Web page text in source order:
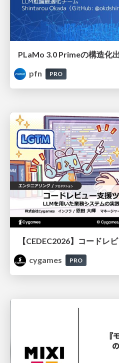
PLaMo 3.0 Primeの構造化
pfn
PRO
cygames
PRO